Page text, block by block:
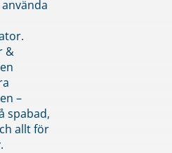
&
–
spabad,
allt för